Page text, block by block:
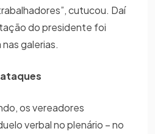
cutucou. Daí
do presidente foi
galerias.
os vereadores
verbal no plenário – no